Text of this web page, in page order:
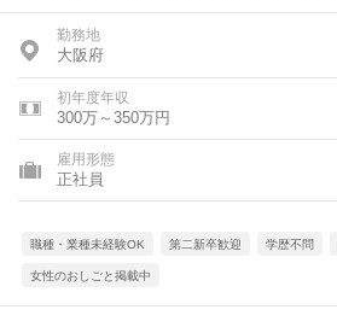
勤務地
大阪府
初年度年収
300万～350万円
雇用形態
正社員
職種・業種未経験OK 第二新卒歓迎 学歴不問
女性のおしごと掲載中